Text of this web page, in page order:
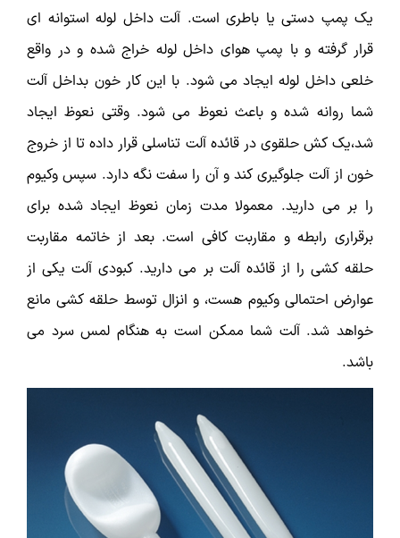
یک پمپ دستی یا باطری است. آلت داخل لوله استوانه ای
قرار گرفته و با پمپ هوای داخل لوله خراج شده و در واقع
خلعی داخل لوله ایجاد می شود. با این کار خون بداخل آلت
شما روانه شده و باعث نعوظ می شود. وقتی نعوظ ایجاد
شد،یک کش حلقوی در قائده آلت تناسلی قرار داده تا از خروج
خون از آلت جلوگیری کند و آن را سفت نگه دارد. سپس وکیوم
را بر می دارید. معمولا مدت زمان نعوظ ایجاد شده برای
برقراری رابطه و مقاربت کافی است. بعد از خاتمه مقاربت
حلقه کشی را از قائده آلت بر می دارید. کبودی آلت یکی از
عوارض احتمالی وکیوم هست، و انزال توسط حلقه کشی مانع
خواهد شد. آلت شما ممکن است به هنگام لمس سرد می
باشد.